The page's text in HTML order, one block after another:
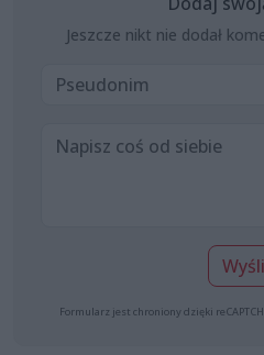
Jeszcze nikt nie dodał
Formularz jest chroniony dzięki